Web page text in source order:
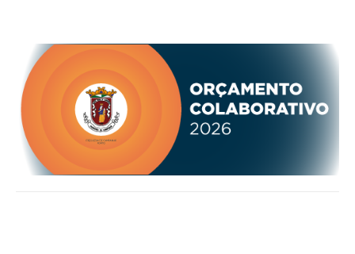
EMPREGO (GIP)
O GABINETE
APOIO AOS DESEMPREGADOS
APOIO ÀS EMPRESAS
OFERTAS DE EMPREGO